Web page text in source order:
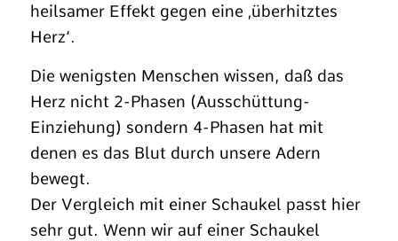
heilsamer Effekt gegen eine ‚überhitztes
Herz‘.
Die wenigsten Menschen wissen, daß das
Herz nicht 2-Phasen (Ausschüttung-
Einziehung) sondern 4-Phasen hat mit
denen es das Blut durch unsere Adern
bewegt.
Der Vergleich mit einer Schaukel passt hier
sehr gut. Wenn wir auf einer Schaukel